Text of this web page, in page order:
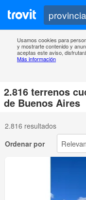
Usamos cookies para
y mostrarte contenido y
aceptas este aviso,
Más información
2.816 terrenos
de Buenos Aires
2.816 resultados
Ordenar por